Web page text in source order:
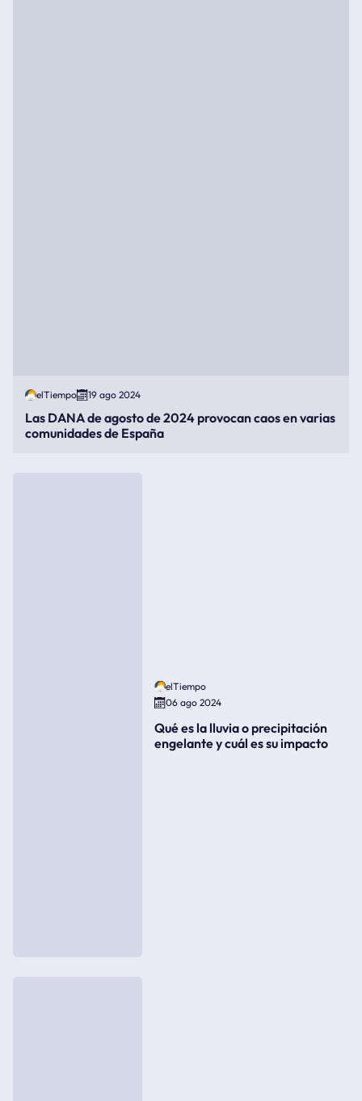
elTiempo 19 ago 2024
Las DANA de agosto de 2024 provocan caos en varias
comunidades de España
elTiempo
06 ago 2024
Qué es la lluvia o precipitación
engelante y cuál es su impacto